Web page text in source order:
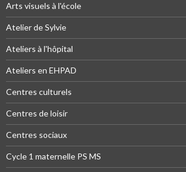
Arts visuels à l'école
Atelier de Sylvie
Ateliers à l'hôpital
Ateliers en EHPAD
Centres culturels
Centres de loisir
Centres sociaux
Cycle 1 maternelle PS MS